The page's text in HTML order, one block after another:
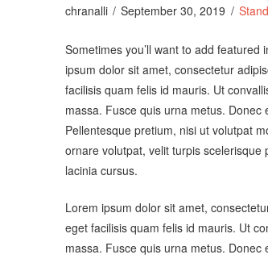
chranalli September 30, 2019
Sometimes you’ll want to add
ipsum dolor sit amet, consectetur
facilisis quam felis id mauris. Ut
massa. Fusce quis urna metus.
Pellentesque pretium, nisi ut volutpat
ornare volutpat, velit turpis
lacinia cursus.
Lorem ipsum dolor sit amet,
eget facilisis quam felis id mauris. Ut
massa. Fusce quis urna metus. Donec